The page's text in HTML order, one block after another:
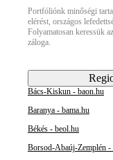
Portfóliónk minőségi
elérést, országos
Folyamatosan keressük
záloga.
Bács-Kiskun - baon.hu
Baranya - bama.hu
Békés - beol.hu
Borsod-Abaúj-Zemplén -